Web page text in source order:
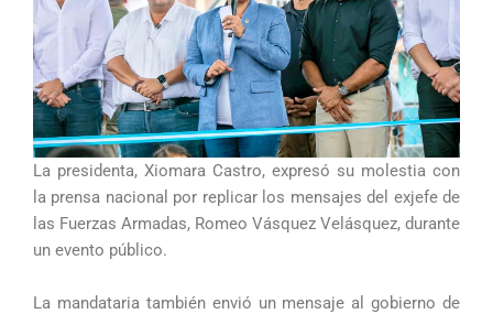
La presidenta, Xiomara Castro, expresó su molestia con
la prensa nacional por replicar los mensajes del exjefe de
las Fuerzas Armadas, Romeo Vásquez Velásquez, durante
un evento público.
La mandataria también envió un mensaje al gobierno de